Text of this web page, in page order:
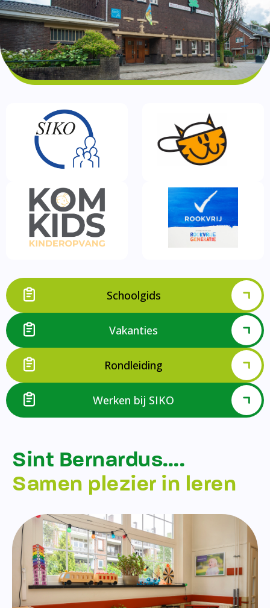
Kinderopvang
BSO
Routebeschrijving
Privacy
Schoolgids
Vakanties
Rondleiding
Werken bij SIKO
Sint Bernardus….
Samen plezier in leren